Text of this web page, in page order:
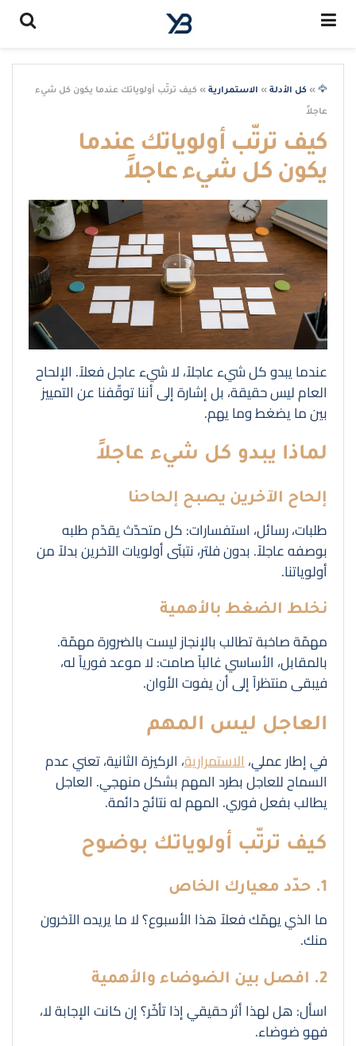
🦅
» كل الأدلة » الاستمرارية » كيف ترتّب أولوياتك عندما يكون كل شيء
عاجلاً
كيف ترتّب أولوياتك عندما
يكون كل شيء عاجلاً
عندما يبدو كل شيء عاجلاً، لا شيء عاجل فعلاً. الإلحاح
العام ليس حقيقة، بل إشارة إلى أننا توقّفنا عن التمييز
بين ما يضغط وما يهم.
لماذا يبدو كل شيء عاجلاً
إلحاح الآخرين يصبح إلحاحنا
طلبات، رسائل، استفسارات: كل متحدّث يقدّم طلبه
بوصفه عاجلاً. بدون فلتر، نتبنّى أولويات الآخرين بدلاً من
أولوياتنا.
نخلط الضغط بالأهمية
مهمّة صاخبة تطالب بالإنجاز ليست بالضرورة مهمّة.
بالمقابل، الأساسي غالباً صامت: لا موعد فورياً له،
فيبقى منتظراً إلى أن يفوت الأوان.
العاجل ليس المهم
في إطار عملي،الاستمرارية، الركيزة الثانية، تعني عدم
السماح للعاجل بطرد المهم بشكل منهجي. العاجل
يطالب بفعل فوري. المهم له نتائج دائمة.
كيف ترتّب أولوياتك بوضوح
1. حدّد معيارك الخاص
ما الذي يهمّك فعلاً هذا الأسبوع؟ لا ما يريده الآخرون
منك.
2. افصل بين الضوضاء والأهمية
اسأل: هل لهذا أثر حقيقي إذا تأخّر؟ إن كانت الإجابة لا،
فهو ضوضاء.